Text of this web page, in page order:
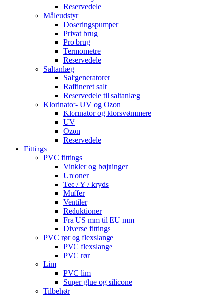
Reservedele
Måleudstyr
Doseringspumper
Privat brug
Pro brug
Termometre
Reservedele
Saltanlæg
Saltgeneratorer
Raffineret salt
Reservedele til saltanlæg
Klorinator- UV og Ozon
Klorinator og klorsvømmere
UV
Ozon
Reservedele
Fittings
PVC fittings
Vinkler og bøjninger
Unioner
Tee / Y / kryds
Muffer
Ventiler
Reduktioner
Fra US mm til EU mm
Diverse fittings
PVC rør og flexslange
PVC flexslange
PVC rør
Lim
PVC lim
Super glue og silicone
Tilbehør